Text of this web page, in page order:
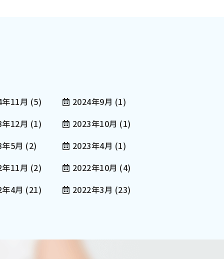
11月 (5) 2024年9月 (1)
12月 (1) 2023年10月 (1)
5月 (2) 2023年4月 (1)
11月 (2) 2022年10月 (4)
4月 (21) 2022年3月 (23)